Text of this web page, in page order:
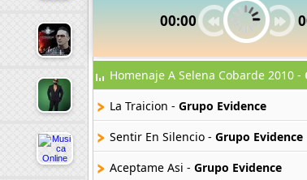
00:00
Homenaje A Selena Cobarde 2010 -
La Traicion - Grupo Evidence
Sentir En Silencio - Grupo Evidence
Aceptame Asi - Grupo Evidence